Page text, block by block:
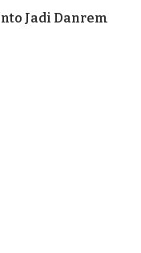
Jadi Danrem